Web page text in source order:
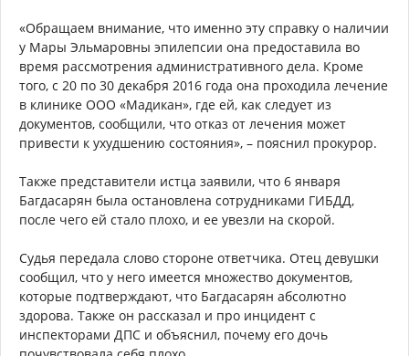
«Обращаем внимание, что именно эту справку о наличии
у Мары Эльмаровны эпилепсии она предоставила во
время рассмотрения административного дела. Кроме
того, с 20 по 30 декабря 2016 года она проходила лечение
в клинике ООО «Мадикан», где ей, как следует из
документов, сообщили, что отказ от лечения может
привести к ухудшению состояния», – пояснил прокурор.
Также представители истца заявили, что 6 января
Багдасарян была остановлена сотрудниками ГИБДД,
после чего ей стало плохо, и ее увезли на скорой.
Судья передала слово стороне ответчика. Отец девушки
сообщил, что у него имеется множество документов,
которые подтверждают, что Багдасарян абсолютно
здорова. Также он рассказал и про инцидент с
инспекторами ДПС и объяснил, почему его дочь